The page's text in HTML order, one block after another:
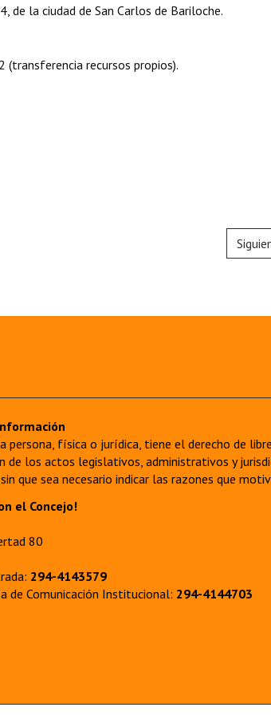
la ciudad de San Carlos de Bariloche.
recursos propios).
persona, física o jurídica, tiene el derecho de
de los actos legislativos, administrativos y
que sea necesario indicar las razones que
el Concejo!
80
294-4143579
de Comunicación Institucional: 294-4144703